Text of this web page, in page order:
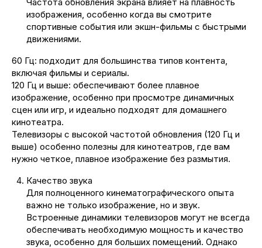
изображения, особенно когда вы смотрите
спортивные события или экшн-фильмы с быстрыми
движениями.
60 Гц: подходит для большинства типов контента,
включая фильмы и сериалы.
120 Гц и выше: обеспечивают более плавное
изображение, особенно при просмотре динамичных
сцен или игр, и идеально подходят для домашнего
кинотеатра.
Телевизоры с высокой частотой обновления (120 Гц и
выше) особенно полезны для кинотеатров, где вам
нужно четкое, плавное изображение без размытия.
Качество звука
Для полноценного кинематографического опыта
важно не только изображение, но и звук.
Встроенные динамики телевизоров могут не всегда
обеспечивать необходимую мощность и качество
звука, особенно для больших помещений. Однако